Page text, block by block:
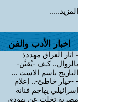
المزيد.....
اخبار الأدب والفن
- آثار العراق مهددة
بالزوال.. كيف -يُقنَّن-
التاريخ باسم الاست ...
- -خيار خاطئ-.. إعلام
إسرائيلي يهاجم فنانة
مصرية تخلت عن يهودي